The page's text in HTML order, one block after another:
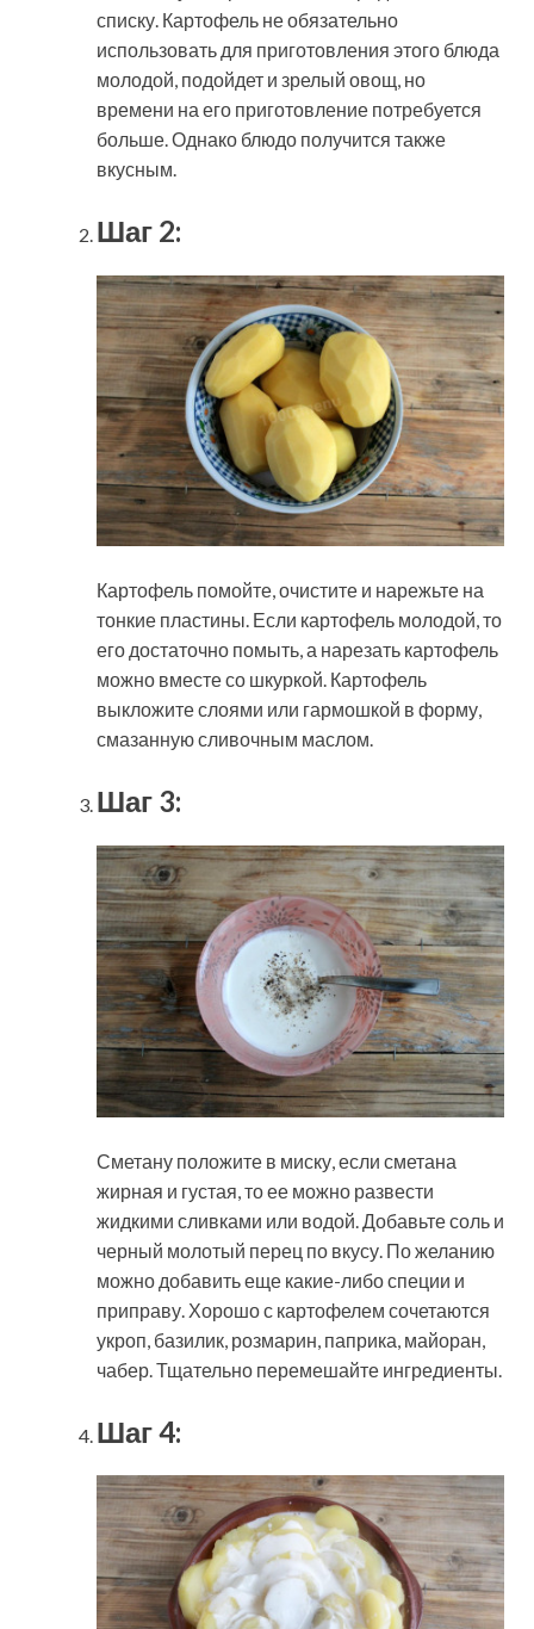
списку. Картофель не обязательно
использовать для приготовления этого блюда
молодой, подойдет и зрелый овощ, но
времени на его приготовление потребуется
больше. Однако блюдо получится также
вкусным.
Шаг 2:
Картофель помойте, очистите и нарежьте на
тонкие пластины. Если картофель молодой, то
его достаточно помыть, а нарезать картофель
можно вместе со шкуркой. Картофель
выкложите слоями или гармошкой в форму,
смазанную сливочным маслом.
Шаг 3:
Сметану положите в миску, если сметана
жирная и густая, то ее можно развести
жидкими сливками или водой. Добавьте соль и
черный молотый перец по вкусу. По желанию
можно добавить еще какие-либо специи и
приправу. Хорошо с картофелем сочетаются
укроп, базилик, розмарин, паприка, майоран,
чабер. Тщательно перемешайте ингредиенты.
Шаг 4: